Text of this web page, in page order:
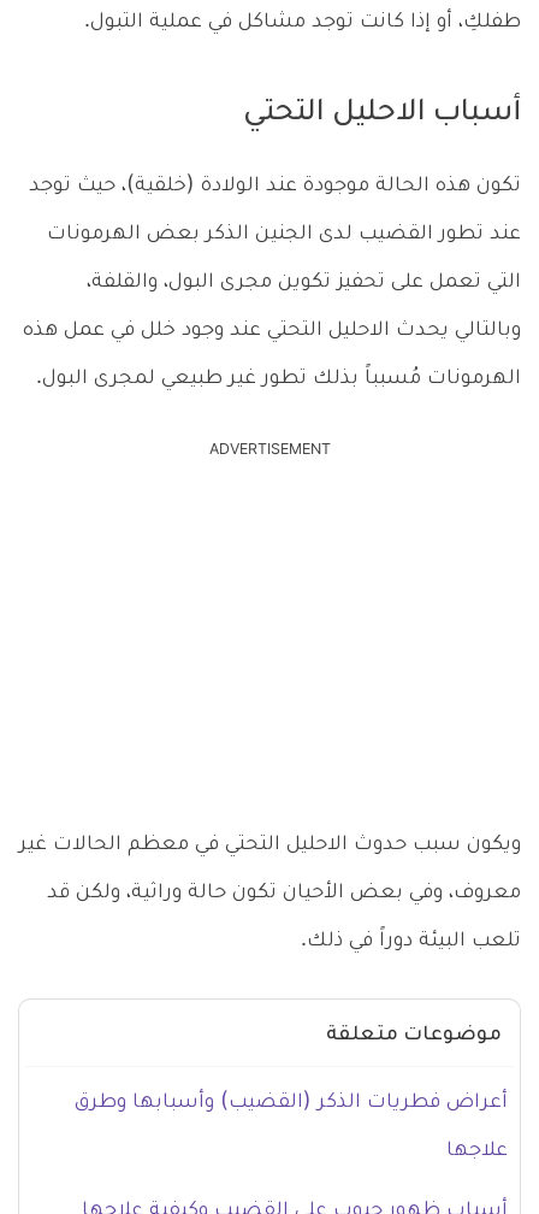
طفلكِ، أو إذا كانت توجد مشاكل في عملية التبول.
أسباب الاحليل التحتي
تكون هذه الحالة موجودة عند الولادة (خلقية)، حيث توجد
عند تطور القضيب لدى الجنين الذكر بعض الهرمونات
التي تعمل على تحفيز تكوين مجرى البول، والقلفة،
وبالتالي يحدث الاحليل التحتي عند وجود خلل في عمل هذه
الهرمونات مُسبباً بذلك تطور غير طبيعي لمجرى البول.
ADVERTISEMENT
ويكون سبب حدوث الاحليل التحتي في معظم الحالات غير
معروف، وفي بعض الأحيان تكون حالة وراثية، ولكن قد
تلعب البيئة دوراً في ذلك.
موضوعات متعلقة
أعراض فطريات الذكر (القضيب) وأسبابها وطرق
علاجها